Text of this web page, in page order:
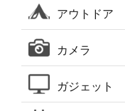
アウトドア
カメラ
ガジェット